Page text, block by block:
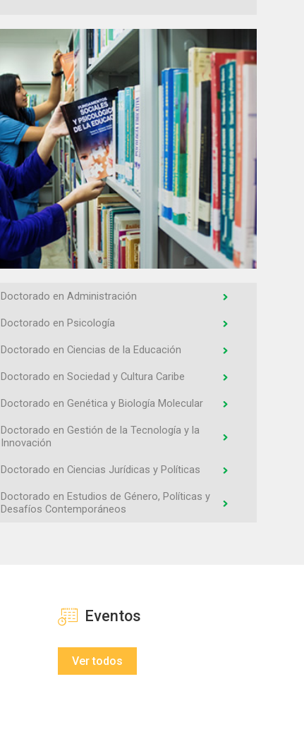
Doctorado en Administración
Doctorado en Psicología
Doctorado en Ciencias de la Educación
Doctorado en Sociedad y Cultura Caribe
Doctorado en Genética y Biología Molecular
Doctorado en Gestión de la Tecnología y la
Innovación
Doctorado en Ciencias Jurídicas y Políticas
Doctorado en Estudios de Género, Políticas y
Desafíos Contemporáneos
Doctorado en IngenieríaEventos
Ver todos